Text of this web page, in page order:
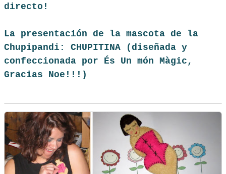
directo!
La presentación de la mascota de la
Chupipandi: CHUPITINA (diseñada y
confeccionada por És Un món Màgic,
Gracias Noe!!!)